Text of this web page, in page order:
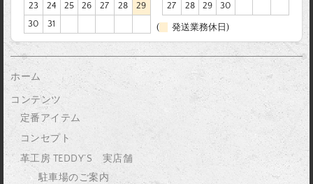
23
24 25 26 27 28
29
30
31
27
28 29 30
( 発送業務休日)
ホーム
コンテンツ
定番アイテム
コンセプト
革工房 TEDDY’S 実店舗
駐車場のご案内